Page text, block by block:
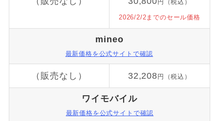
円（税込）
2026/2/2までのセール価格
mineo
最新価格を公式サイトで確認
（販売なし） 32,208 円（税込）
ワイモバイル
最新価格を公式サイトで確認